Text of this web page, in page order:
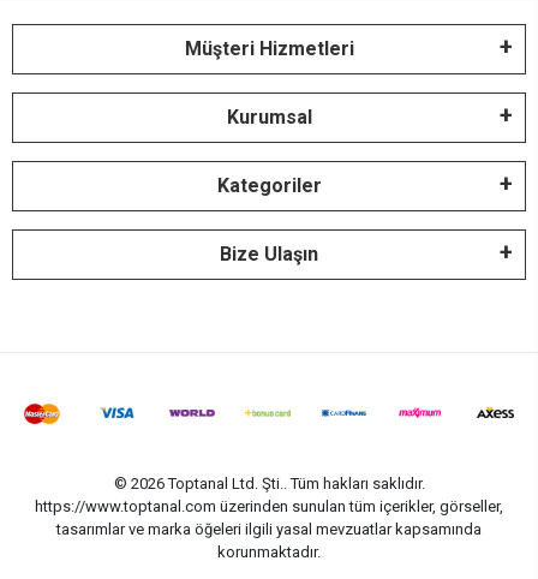
Müşteri Hizmetleri
Kurumsal
Kategoriler
Bize Ulaşın
© 2026 Toptanal Ltd. Şti.. Tüm hakları saklıdır.
https://www.toptanal.com üzerinden sunulan tüm içerikler, görseller,
tasarımlar ve marka öğeleri ilgili yasal mevzuatlar kapsamında
korunmaktadır.